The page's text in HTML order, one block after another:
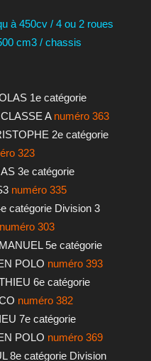
à 450cv / 4 ou 2 roues
cm3 / chassis
1e catégorie
A numéro 363
2e catégorie
323
3e catégorie
numéro 335
catégorie Division 3
numéro 303
5e catégorie
POLO numéro 393
6e catégorie
numéro 382
7e catégorie
POLO numéro 369
8e catégorie Division